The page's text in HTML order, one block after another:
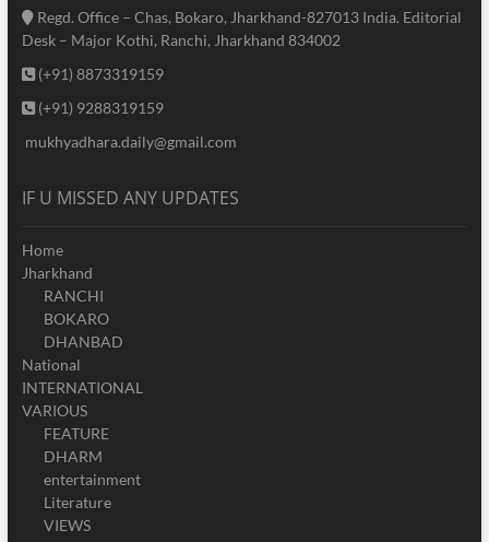
Regd. Office – Chas, Bokaro, Jharkhand-827013 India. Editorial
Desk – Major Kothi, Ranchi, Jharkhand 834002
(+91) 8873319159
(+91) 9288319159
mukhyadhara.daily@gmail.com
IF U MISSED ANY UPDATES
Home
Jharkhand
RANCHI
BOKARO
DHANBAD
National
INTERNATIONAL
VARIOUS
FEATURE
DHARM
entertainment
Literature
VIEWS